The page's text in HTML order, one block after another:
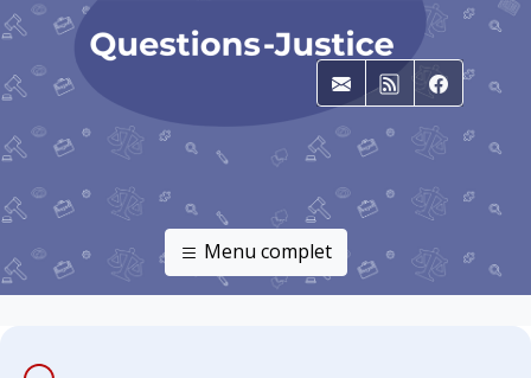
E-mailRSS
Menu complet